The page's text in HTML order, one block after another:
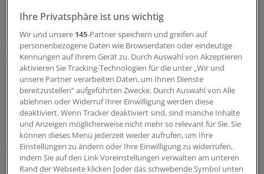
LESEN SIE AUCH
„Armutsrisiko“ Pflege
Angekündigte Pflegereform: Ungeduld und
Unzufriedenheit wachsen
Der Vorstandschef beim GKV-Spitzenverband, Oliver
Blatt, betont: Der Zugang zur Pflege funktioniere.
Gleichwohl stelle der starke Anstieg der Zahl der
Pflegebedürftigen die soziale Pflegeversicherung vor
finanzielle und strukturelle Herausforderungen. Die
müsse die Politik endlich angehen und dafür sorgen,
Ihre Privatsphäre ist uns wichtig
Wir und unsere 145-Partner speichern und greifen auf
personenbezogene Daten wie Browserdaten oder eindeutige
Kennungen auf Ihrem Gerät zu. Durch Auswahl von Akzeptieren
aktivieren Sie Tracking-Technologien für die unter „Wir und
unsere Partner verarbeiten Daten, um Ihnen Dienste
bereitzustellen“ aufgeführten Zwecke. Durch Auswahl von Alle
ablehnen oder Widerruf Ihrer Einwilligung werden diese
deaktiviert. Wenn Tracker deaktiviert sind, sind manche Inhalte
und Anzeigen möglicherweise nicht mehr so relevant für Sie. Sie
können dieses Menü jederzeit wieder aufrufen, um Ihre
Einstellungen zu ändern oder Ihre Einwilligung zu widerrufen,
indem Sie auf den Link Voreinstellungen verwalten am unteren
Rand der Webseite klicken [oder das schwebende Symbol unten